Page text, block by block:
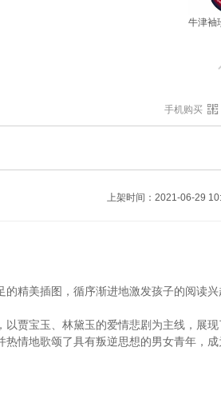
对话青
手机购买
上架时间：2021-06-29
精美插图，循序渐进地激发孩子的阅读兴
贾宝玉、林黛玉的爱情悲剧为主线，展
情地歌颂了具有叛逆思想的男女青年，